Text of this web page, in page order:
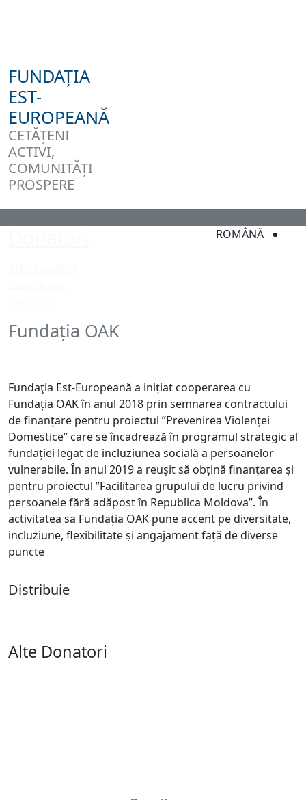
FUNDAȚIA
EST-
EUROPEANĂ
CETĂȚENI
ACTIVI,
COMUNITĂȚI
PROSPERE
ROMÂNĂ
Fundația OAK
Fundaţia Est-Europeană a inițiat cooperarea cu
Fundația OAK în anul 2018 prin semnarea contractului
de finanțare pentru proiectul ”Prevenirea Violenței
Domestice” care se încadrează în programul strategic al
fundației legat de incluziunea socială a persoanelor
vulnerabile. În anul 2019 a reușit să obțină finanțarea și
pentru proiectul ”Facilitarea grupului de lucru privind
persoanele fără adăpost în Republica Moldova”. În
activitatea sa Fundația OAK pune accent pe diversitate,
incluziune, flexibilitate și angajament față de diverse
puncte
Distribuie
Alte Donatori